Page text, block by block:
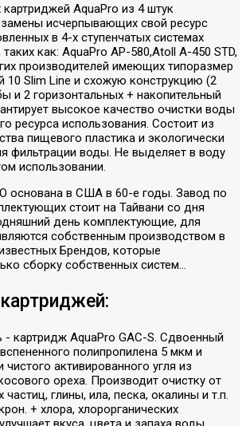
AquaPro из 4 штук
исчерпывающих свой ресурс
в 4-х ступенчатых системах
как: AquaPro AP-580,Atoll A-450 STD,
производителей имеющих типоразмер
10 Slim Line и схожую конструкцию (2
и 2 горизонтальных + накопительный
высокое качество очистки воды
ресурса использования. Состоит из
пищевого пластика и экологически
фильтрации воды. Не выделяет в воду
использовании.
основана в США в 60-е годы. Завод по
стоит на Тайвани со дня
день комплектующие, для
собственным производством в
Брендов, которые
сборку собственных систем...
- картридж AquaPro GAC-S. Сдвоенный
полипропилена 5 мкм и
чистого активированного угля из
ореха. Производит очистку от
частиц, глины, ила, песка, окалины и т.п.
+ хлора, хлорорганических